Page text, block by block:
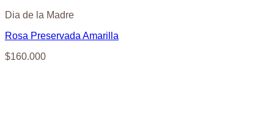
Dia de la Madre
Rosa Preservada Amarilla
$160.000